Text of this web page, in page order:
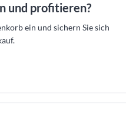
und profitieren?
ein und sichern Sie sich